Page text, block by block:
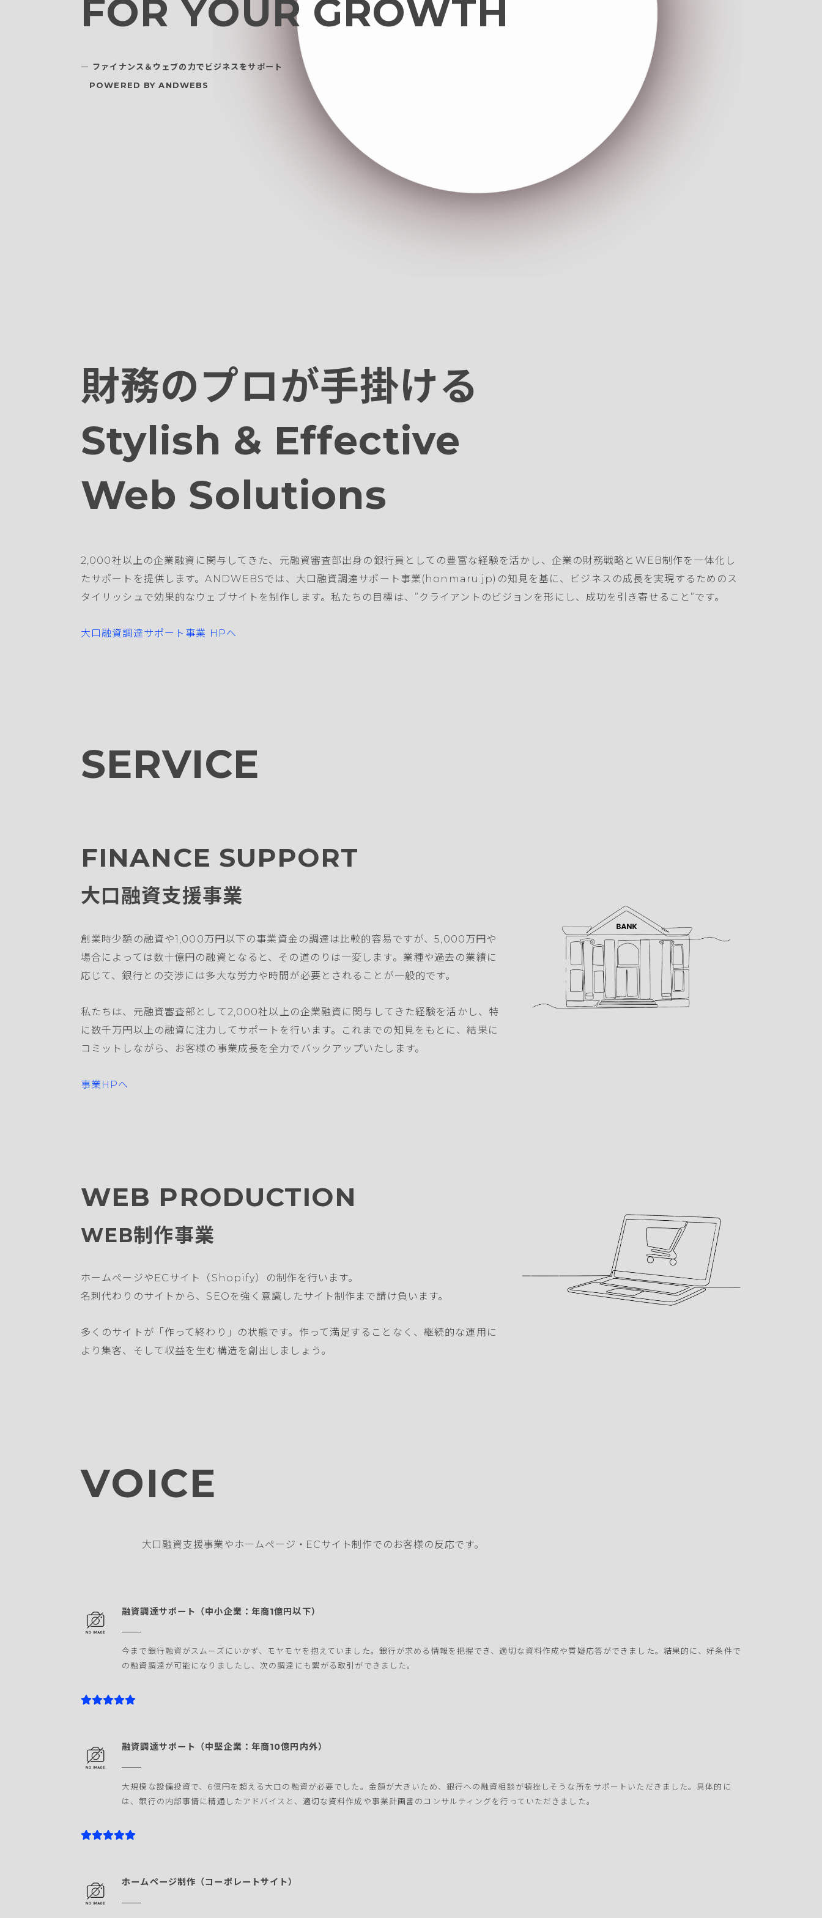
FOR YOUR GROWTH
― ファイナンス＆ウェブの力でビジネスをサポート
POWERED BY ANDWEBS
財務のプロが手掛ける
Stylish & Effective
Web Solutions
2,000社以上の企業融資に関与してきた、元融資審査部出身の銀行員としての豊富な経験を活かし、企業の財務戦略とWEB制作を一体化し
たサポートを提供します。ANDWEBSでは、大口融資調達サポート事業(honmaru.jp)の知見を基に、ビジネスの成長を実現するためのス
タイリッシュで効果的なウェブサイトを制作します。私たちの目標は、”クライアントのビジョンを形にし、成功を引き寄せること”です。
大口融資調達サポート事業 HPへ
SERVICE
FINANCE SUPPORT
大口融資支援事業
創業時少額の融資や1,000万円以下の事業資金の調達は比較的容易ですが、5,000万円や
場合によっては数十億円の融資となると、その道のりは一変します。業種や過去の業績に
応じて、銀行との交渉には多大な労力や時間が必要とされることが一般的です。
私たちは、元融資審査部として2,000社以上の企業融資に関与してきた経験を活かし、特
に数千万円以上の融資に注力してサポートを行います。これまでの知見をもとに、結果に
コミットしながら、お客様の事業成長を全力でバックアップいたします。
事業HPへ
WEB PRODUCTION
WEB制作事業
ホームページやECサイト（Shopify）の制作を行います。
名刺代わりのサイトから、SEOを強く意識したサイト制作まで請け負います。
多くのサイトが「作って終わり」の状態です。作って満足することなく、継続的な運用に
より集客、そして収益を生む構造を創出しましょう。
VOICE
大口融資支援事業やホームページ・ECサイト制作でのお客様の反応です。
融資調達サポート（中小企業：年商1億円以下）
今まで銀行融資がスムーズにいかず、モヤモヤを抱えていました。銀行が求める情報を把握でき、適切な資料作成や質疑応答ができました。結果的に、好条件で
の融資調達が可能になりましたし、次の調達にも繋がる取引ができました。
融資調達サポート（中堅企業：年商10億円内外）
大規模な設備投資で、6億円を超える大口の融資が必要でした。金額が大きいため、銀行への融資相談が頓挫しそうな所をサポートいただきました。具体的に
は、銀行の内部事情に精通したアドバイスと、適切な資料作成や事業計画書のコンサルティングを行っていただきました。
ホームページ制作（コーポレートサイト）